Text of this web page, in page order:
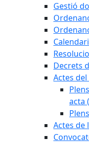
Gestió
Decrets
Actes
acta
Actes de